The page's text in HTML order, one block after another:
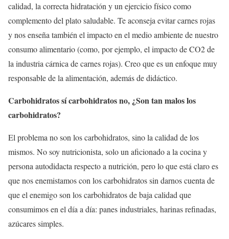
calidad, la correcta hidratación y un ejercicio físico como
complemento del plato saludable. Te aconseja evitar carnes rojas
y nos enseña también el impacto en el medio ambiente de nuestro
consumo alimentario (como, por ejemplo, el impacto de CO2 de
la industria cárnica de carnes rojas). Creo que es un enfoque muy
responsable de la alimentación, además de didáctico.
Carbohidratos sí carbohidratos no, ¿Son tan malos los
carbohidratos?
El problema no son los carbohidratos, sino la calidad de los
mismos. No soy nutricionista, solo un aficionado a la cocina y
persona autodidacta respecto a nutrición, pero lo que está claro es
que nos enemistamos con los carbohidratos sin darnos cuenta de
que el enemigo son los carbohidratos de baja calidad que
consumimos en el día a día: panes industriales, harinas refinadas,
azúcares simples.